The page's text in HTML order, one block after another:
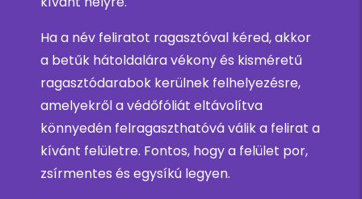
Ha a név feliratot ragasztóval kéred, akkor
a betűk hátoldalára vékony és kisméretű
ragasztódarabok kerülnek felhelyezésre,
amelyekről a védőfóliát eltávolítva
könnyedén felragaszthatóvá válik a felirat a
kívánt felületre. Fontos, hogy a felület por,
zsírmentes és egysíkú legyen.